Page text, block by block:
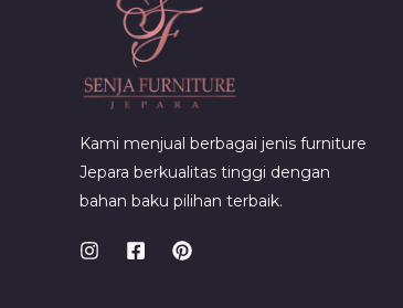
Kami menjual berbagai jenis furniture
Jepara berkualitas tinggi dengan
bahan baku pilihan terbaik.